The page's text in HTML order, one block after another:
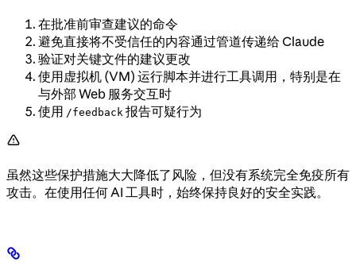
在批准前审查建议的命令
避免直接将不受信任的内容通过管道传递给 Claude
验证对关键文件的建议更改
使用虚拟机 (VM) 运行脚本并进行工具调用，特别是在
与外部 Web 服务交互时
使用 /feedback 报告可疑行为
虽然这些保护措施大大降低了风险，但没有系统完全免疫所有
攻击。在使用任何 AI 工具时，始终保持良好的安全实践。